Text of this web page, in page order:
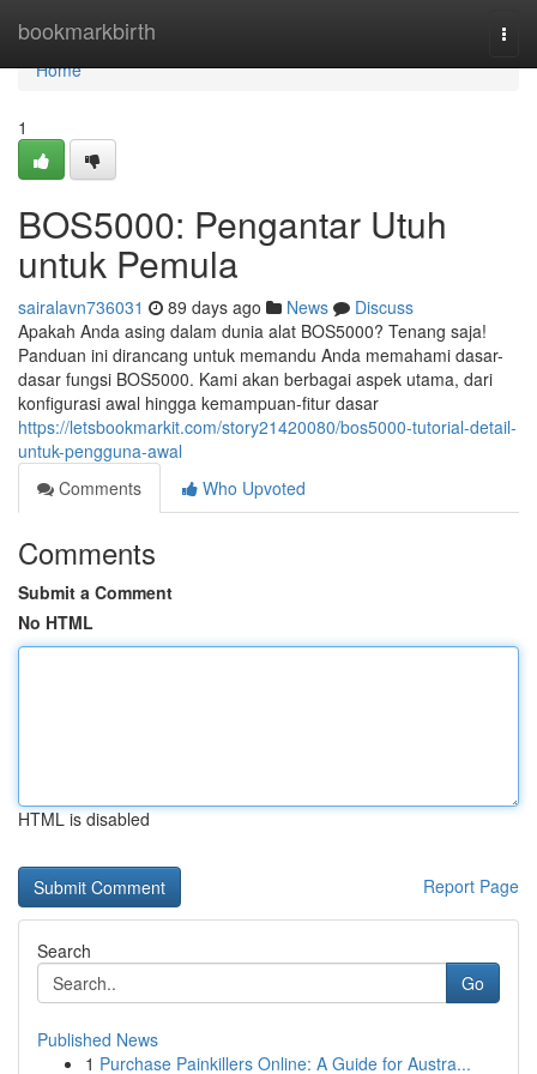
bookmarkbirth
Home
Home
1
BOS5000: Pengantar Utuh
untuk Pemula
sairalavn736031 89 days ago News
Discuss
Apakah Anda asing dalam dunia alat BOS5000? Tenang saja!
Panduan ini dirancang untuk memandu Anda memahami dasar-
dasar fungsi BOS5000. Kami akan berbagai aspek utama, dari
konfigurasi awal hingga kemampuan-fitur dasar
https://letsbookmarkit.com/story21420080/bos5000-tutorial-detail-
untuk-pengguna-awal
Comments
Who Upvoted
Comments
Submit a Comment
No HTML
HTML is disabled
Report Page
Search
Go
Published News
1 Purchase Painkillers Online: A Guide for Austra...